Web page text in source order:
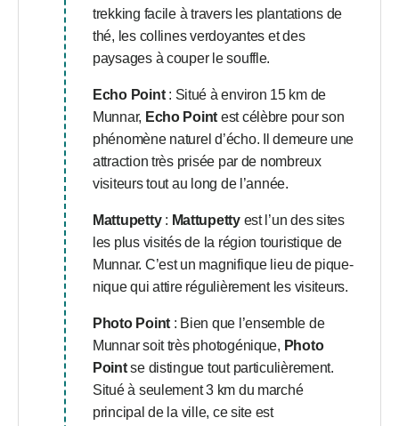
trekking facile à travers les plantations de
thé, les collines verdoyantes et des
paysages à couper le souffle.
Echo Point: Situé à environ 15 km de
Munnar, Echo Point est célèbre pour son
phénomène naturel d’écho. Il demeure une
attraction très prisée par de nombreux
visiteurs tout au long de l’année.
Mattupetty: Mattupettyest l’un des sites
les plus visités de la région touristique de
Munnar. C’est un magnifique lieu de pique-
nique qui attire régulièrement les visiteurs.
Photo Point : Bien que l’ensemble de
Munnar soit très photogénique, Photo
Pointse distingue tout particulièrement.
Situé à seulement 3 km du marché
principal de la ville, ce site est